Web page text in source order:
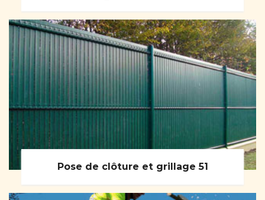
Pose de clôture et grillage 51